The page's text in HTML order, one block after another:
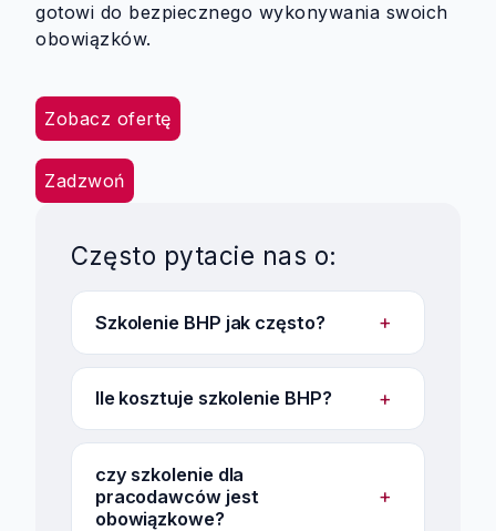
gotowi do bezpiecznego wykonywania swoich
obowiązków.
Zobacz ofertę
Zadzwoń
Często pytacie nas o:
Szkolenie BHP jak często? +
Ile kosztuje szkolenie BHP? +
czy szkolenie dla
pracodawców jest
obowiązkowe?
+